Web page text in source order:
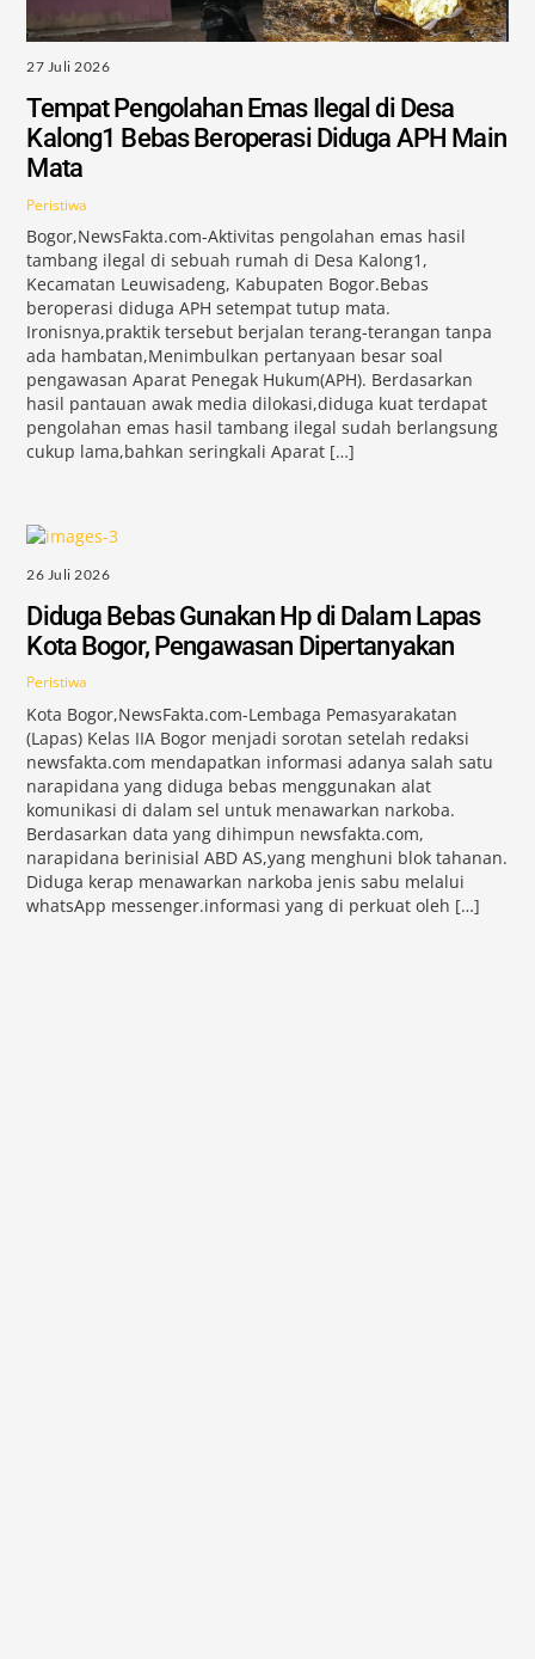
27 Juli 2026
Tempat Pengolahan Emas Ilegal di Desa
Kalong1 Bebas Beroperasi Diduga APH Main
Mata
Peristiwa
Bogor,NewsFakta.com-Aktivitas pengolahan emas hasil
tambang ilegal di sebuah rumah di Desa Kalong1,
Kecamatan Leuwisadeng, Kabupaten Bogor.Bebas
beroperasi diduga APH setempat tutup mata.
Ironisnya,praktik tersebut berjalan terang-terangan tanpa
ada hambatan,Menimbulkan pertanyaan besar soal
pengawasan Aparat Penegak Hukum(APH). Berdasarkan
hasil pantauan awak media dilokasi,diduga kuat terdapat
pengolahan emas hasil tambang ilegal sudah berlangsung
cukup lama,bahkan seringkali Aparat […]
26 Juli 2026
Diduga Bebas Gunakan Hp di Dalam Lapas
Kota Bogor, Pengawasan Dipertanyakan
Peristiwa
Kota Bogor,NewsFakta.com-Lembaga Pemasyarakatan
(Lapas) Kelas IIA Bogor menjadi sorotan setelah redaksi
newsfakta.com mendapatkan informasi adanya salah satu
narapidana yang diduga bebas menggunakan alat
komunikasi di dalam sel untuk menawarkan narkoba.
Berdasarkan data yang dihimpun newsfakta.com,
narapidana berinisial ABD AS,yang menghuni blok tahanan.
Diduga kerap menawarkan narkoba jenis sabu melalui
whatsApp messenger.informasi yang di perkuat oleh […]